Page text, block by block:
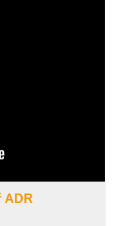
ADR